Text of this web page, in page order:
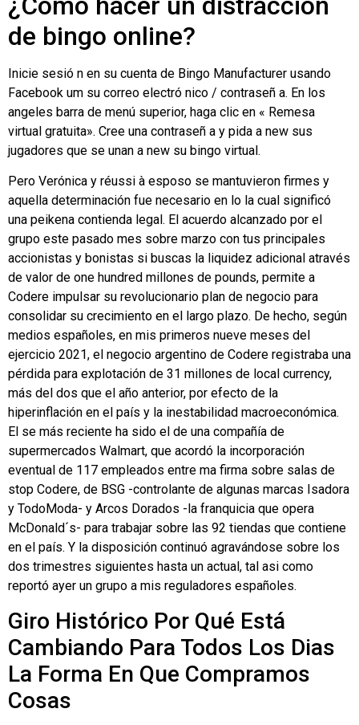
de bingo online?
Inicie sesió n en su cuenta de Bingo Manufacturer usando
Facebook um su correo electró nico / contraseñ a. En los
angeles barra de menú superior, haga clic en « Remesa
virtual gratuita». Cree una contraseñ a y pida a new sus
jugadores que se unan a new su bingo virtual.
Pero Verónica y réussi à esposo se mantuvieron firmes y
aquella determinación fue necesario en lo la cual significó
una peikena contienda legal. El acuerdo alcanzado por el
grupo este pasado mes sobre marzo con tus principales
accionistas y bonistas si buscas la liquidez adicional através
de valor de one hundred millones de pounds, permite a
Codere impulsar su revolucionario plan de negocio para
consolidar su crecimiento en el largo plazo. De hecho, según
medios españoles, en mis primeros nueve meses del
ejercicio 2021, el negocio argentino de Codere registraba una
pérdida para explotación de 31 millones de local currency,
más del dos que el año anterior, por efecto de la
hiperinflación en el país y la inestabilidad macroeconómica.
El se más reciente ha sido el de una compañía de
supermercados Walmart, que acordó la incorporación
eventual de 117 empleados entre ma firma sobre salas de
stop Codere, de BSG -controlante de algunas marcas Isadora
y TodoModa- y Arcos Dorados -la franquicia que opera
McDonald´s- para trabajar sobre las 92 tiendas que contiene
en el país. Y la disposición continuó agravándose sobre los
dos trimestres siguientes hasta un actual, tal asi como
reportó ayer un grupo a mis reguladores españoles.
Giro Histórico Por Qué Está
Cambiando Para Todos Los Dias
La Forma En Que Compramos
Cosas